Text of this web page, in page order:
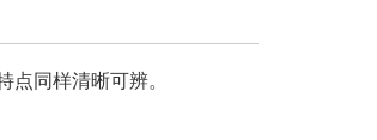
同样清晰可辨。